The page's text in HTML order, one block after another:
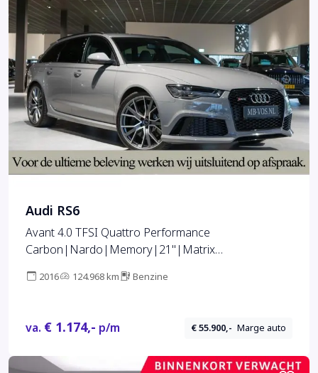
Audi RS6
Avant 4.0 TFSI Quattro Performance
Carbon|Nardo|Memory|21"|Matrix
2016 124.968 km Benzine
va. € 1.174,- p/m € 55.900,- Marge auto